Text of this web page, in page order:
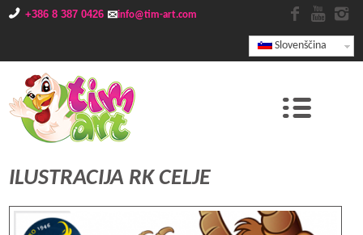
+386 8 387 0426 info@tim-art.com
Slovenščina
ILUSTRACIJA RK CELJE